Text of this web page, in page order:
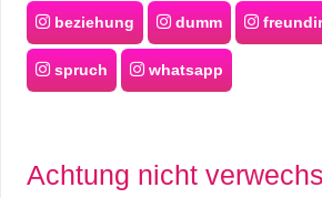
beziehung dumm
spruch whatsapp
Achtung nicht